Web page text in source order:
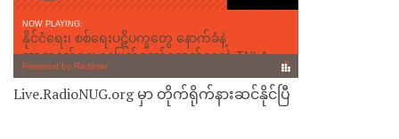
Live.RadioNUG.org မှာ တိုက်ရိုက်နားဆင်နိုင်ပြီ